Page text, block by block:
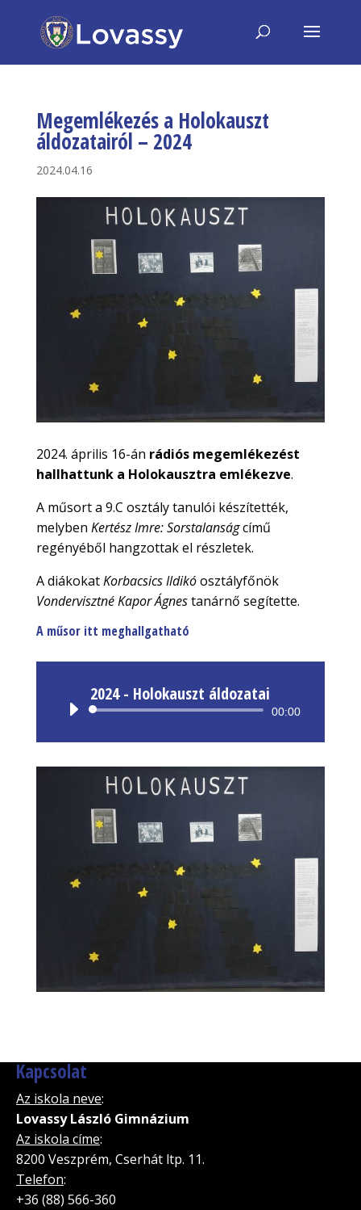
Megemlékezés a Holokauszt
áldozatairól – 2024
2024.04.16
2024. április 16-án rádiós megemlékezést
hallhattunk a Holokausztra emlékezve.
A műsort a 9.C osztály tanulói készítették,
melyben Kertész Imre: Sorstalanságcímű
regényéből hangzottak el részletek.
A diákokatKorbacsics Ildikóosztályfőnök
Vondervisztné Kapor Ágnestanárnő segítette.
A műsor itt meghallgatható
2024 - Holokauszt áldozatai
Audió
00:00
Kapcsolat
Az iskola neve:
Lovassy László Gimnázium
Az iskola címe:
8200 Veszprém, Cserhát ltp. 11.
Telefon:
+36 (88) 566-360